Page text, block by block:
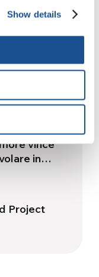
Show details
piccoli
vince
in
Project